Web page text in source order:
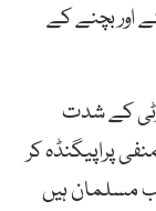
اور بچنے کے
کے شدت
پراپیگنڈہ کر
مسلمان ہیں